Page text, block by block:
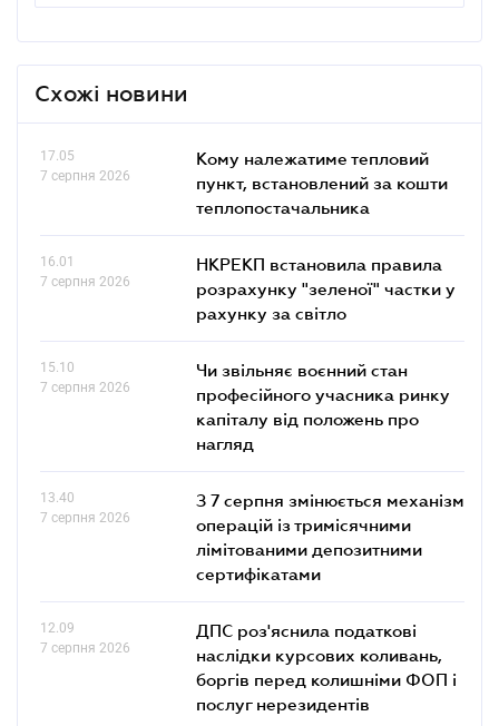
Схожі новини
17.05
7 серпня 2026
Кому належатиме тепловий
пункт, встановлений за кошти
теплопостачальника
16.01
7 серпня 2026
НКРЕКП встановила правила
розрахунку "зеленої" частки у
рахунку за світло
15.10
7 серпня 2026
Чи звільняє воєнний стан
професійного учасника ринку
капіталу від положень про
нагляд
13.40
7 серпня 2026
З 7 серпня змінюється механізм
операцій із тримісячними
лімітованими депозитними
сертифікатами
12.09
7 серпня 2026
ДПС роз'яснила податкові
наслідки курсових коливань,
боргів перед колишніми ФОП і
послуг нерезидентів